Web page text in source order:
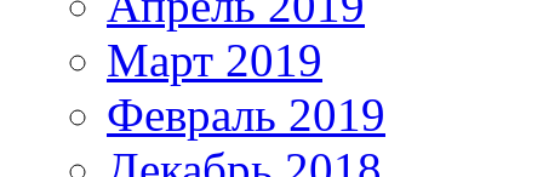
Март 2019
Февраль 2019